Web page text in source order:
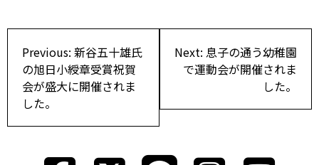
稿
ナ
Previous: 新谷五十雄氏
の旭日小綬章受賞祝賀
会が盛大に開催されま
した。
Next: 息子の通う幼稚園
で運動会が開催されま
した。